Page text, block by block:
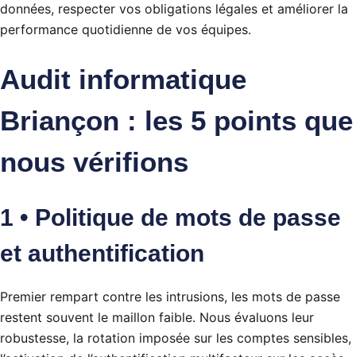
données, respecter vos obligations légales et améliorer la
performance quotidienne de vos équipes.
Audit informatique
Briançon : les 5 points que
nous vérifions
1 • Politique de mots de passe
et authentification
Premier rempart contre les intrusions, les mots de passe
restent souvent le maillon faible. Nous évaluons leur
robustesse, la rotation imposée sur les comptes sensibles,